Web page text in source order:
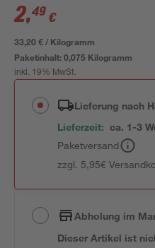
2,49 €
33,20 € / Kilogramm
Paketinhalt:0,075 Kilogramm
inkl. 19% MwSt.
Lieferung nach
Lieferzeit: ca. 1-3
Paketversand
zzgl. 5,95€
Abholung im
Dieser Artikel ist